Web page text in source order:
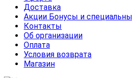
Доставка
Акции Бонусы и
Контакты
Об организации
Оплата
Условия возврата
Магазин